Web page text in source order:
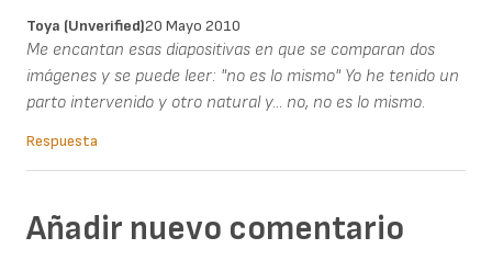
Toya (unverified)20 Mayo 2010
Me encantan esas diapositivas en que se comparan dos
imágenes y se puede leer: "no es lo mismo" Yo he tenido un
parto intervenido y otro natural y... no, no es lo mismo.
Respuesta
Añadir nuevo comentario